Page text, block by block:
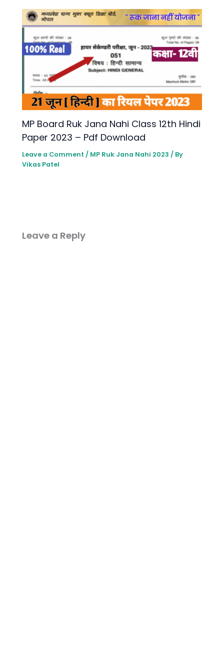
MP Board Ruk Jana Nahi Class 12th Hindi
Paper 2023 – Pdf Download
Leave a Comment / MP Ruk Jana Nahi 2023 / By
Vikas Patel
Leave a Reply